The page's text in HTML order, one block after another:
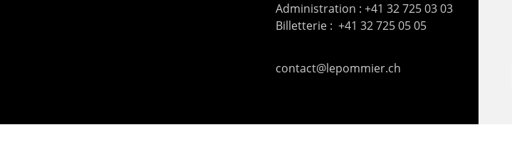
Administration : +41 32 725 03 03
Billetterie : +41 32 725 05 05
contact@lepommier.ch